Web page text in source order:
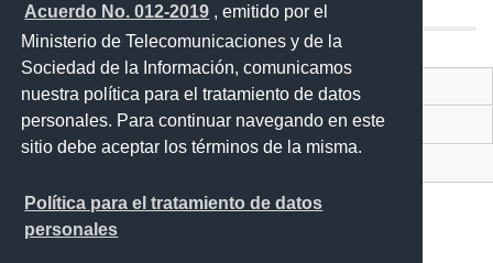
Acuerdo No. 012-2019 , emitido por el
Ministerio de Telecomunicaciones y de la
Sociedad de la Información, comunicamos
nuestra política para el tratamiento de datos
personales. Para continuar navegando en este
sitio debe aceptar los términos de la misma.
Política para el tratamiento de datos
personales
Contacto Ciudadano Digital
Portal Trámites Ciudadanos
Sistema Nacional de Información (SNI)